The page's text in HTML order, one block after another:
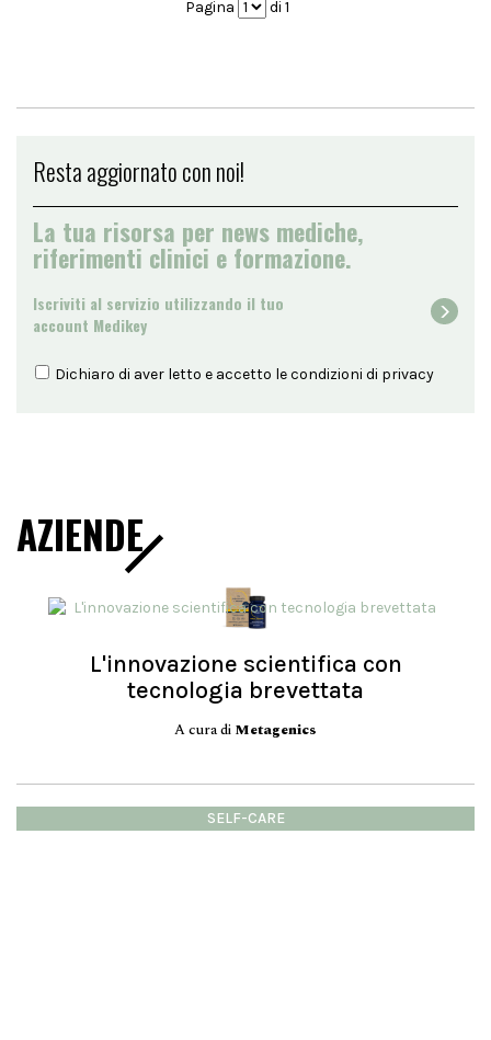
Pagina di 1
Resta aggiornato con noi!
La tua risorsa per news mediche,
riferimenti clinici e formazione.
Iscriviti al servizio utilizzando il tuo
account Medikey
Dichiaro di aver letto e accetto le condizioni di privacy
AZIENDE
L'innovazione scientifica con
tecnologia brevettata
A cura di Metagenics
SELF-CARE